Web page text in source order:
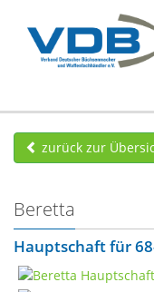
zurück zur
Beretta
Hauptschaft für